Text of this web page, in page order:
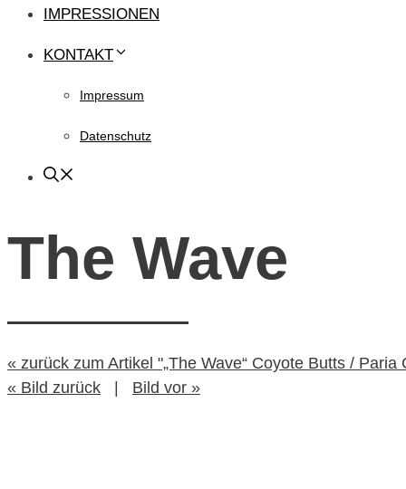
IMPRESSIONEN
KONTAKT
Impressum
Datenschutz
The Wave
« zurück zum Artikel "„The Wave“ Coyote Butts / Paria
« Bild zurück
| Bild vor »